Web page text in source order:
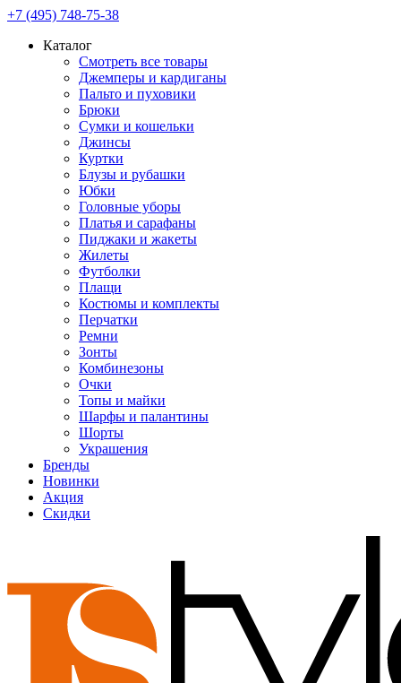
+7 (495) 748-75-38
Каталог
Смотреть все товары
Джемперы и кардиганы
Пальто и пуховики
Брюки
Сумки и кошельки
Джинсы
Куртки
Блузы и рубашки
Юбки
Головные уборы
Платья и сарафаны
Пиджаки и жакеты
Жилеты
Футболки
Плащи
Костюмы и комплекты
Перчатки
Ремни
Зонты
Комбинезоны
Очки
Топы и майки
Шарфы и палантины
Шорты
Украшения
Бренды
Новинки
Акция
Скидки